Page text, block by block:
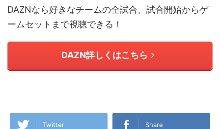
DAZNなら好きなチームの全試合、試合開始からゲ
ームセットまで視聴できる！
DAZN詳しくはこちら
Twitter Share